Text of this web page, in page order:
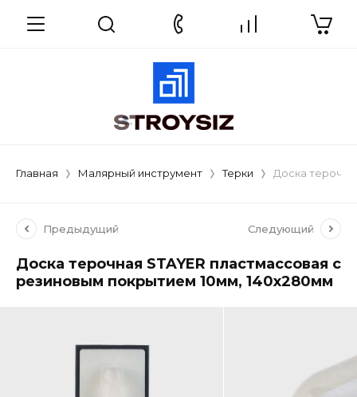
Главная Малярный инструмент Терки Доска
Предыдущий Следующий
Доска терочная STAYER пластмассовая с
резиновым покрытием 10мм, 140х280мм